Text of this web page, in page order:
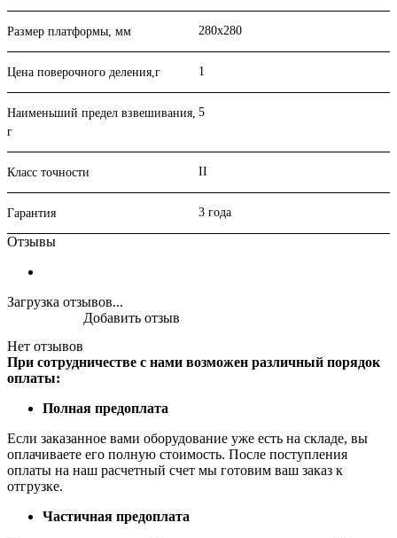
Размер платформы, мм 280x280
Цена поверочного деления,г 1
Наименьший предел взвешивания,
г
5
Класс точности II
Гарантия 3 года
Отзывы
Загрузка отзывов...
Нет отзывов
Добавить отзыв
При сотрудничестве с нами возможен различный порядок
оплаты:
Полная предоплата
Если заказанное вами оборудование уже есть на складе, вы
оплачиваете его полную стоимость. После поступления
оплаты на наш расчетный счет мы готовим ваш заказ к
отгрузке.
Частичная предоплата